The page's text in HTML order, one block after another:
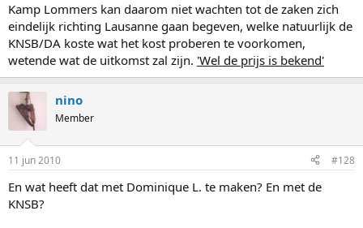
Kamp Lommers kan daarom niet wachten tot de zaken zich
eindelijk richting Lausanne gaan begeven, welke natuurlijk de
KNSB/DA koste wat het kost proberen te voorkomen,
wetende wat de uitkomst zal zijn. 'Wel de prijs is bekend'
nino
Member
11 jun 2010 #128
En wat heeft dat met Dominique L. te maken? En met de
KNSB?